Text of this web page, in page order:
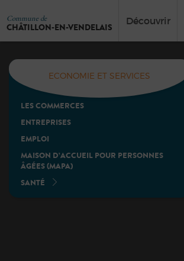
Commune de
CHÂTILLON-EN-VENDELAIS
Découvrir
ECONOMIE ET SERVICES
LES COMMERCES
ENTREPRISES
EMPLOI
MAISON D’ACCUEIL POUR PERSONNES
ÂGÉES (MAPA)
SANTÉ